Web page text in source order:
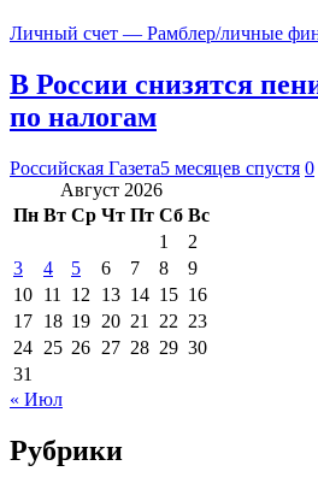
Личный счет — Рамблер/личные
В России снизятся
по налогам
Российская Газета5 месяцев спустя 0
Август 2026
Пн Вт Ср Чт Пт Сб Вс
1
2
3
4 5 6 7 8
9
10 11 12 13 14 15 16
17 18 19 20 21 22 23
24 25 26 27 28 29 30
31
« Июл
Рубрики